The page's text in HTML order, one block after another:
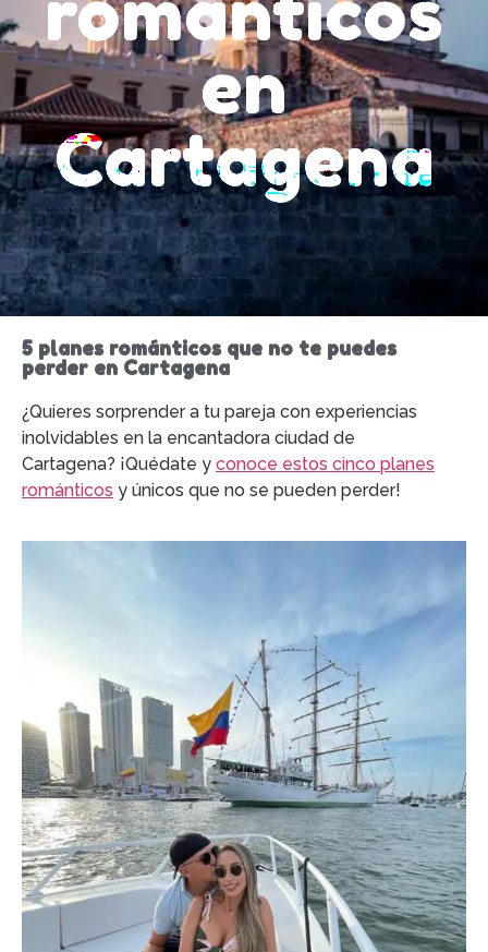
en
Cartagena
5 planes románticos que no te puedes
perder en Cartagena
¿Quieres sorprender a tu pareja con experiencias
inolvidables en la encantadora ciudad de
Cartagena? ¡Quédate y conoce estos cinco planes
románticos y únicos que no se pueden perder!